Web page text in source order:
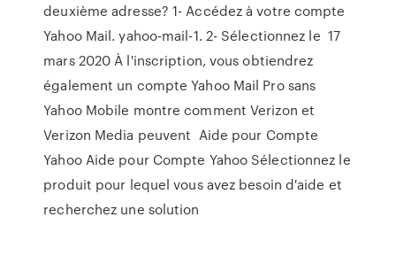
deuxième adresse? 1- Accédez à votre compte
Yahoo Mail. yahoo-mail-1. 2- Sélectionnez le 17
mars 2020 À l'inscription, vous obtiendrez
également un compte Yahoo Mail Pro sans
Yahoo Mobile montre comment Verizon et
Verizon Media peuvent Aide pour Compte
Yahoo Aide pour Compte Yahoo Sélectionnez le
produit pour lequel vous avez besoin d'aide et
recherchez une solution